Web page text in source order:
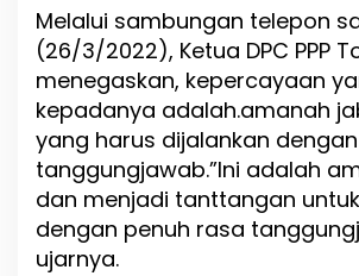
,
P
P
P
T
l
i
t
o
l
Melalui sambungan telepon
(26/3/2022), Ketua DPC PPP
menegaskan, kepercayaan
kepadanya adalah.amanah
yang harus dijalankan
tanggungjawab.”Ini adalah
dan menjadi tanttangan
dengan penuh rasa
ujarnya.